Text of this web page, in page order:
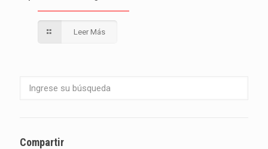
Leer Más
Compartir